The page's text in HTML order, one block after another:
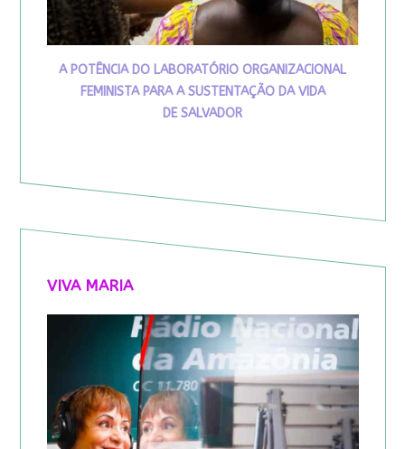
A POTÊNCIA DO LABORATÓRIO ORGANIZACIONAL
FEMINISTA PARA A SUSTENTAÇÃO DA VIDA
DE SALVADOR
VIVA MARIA